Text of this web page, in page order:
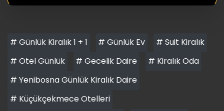
# Günlük Kiralık 1 + 1 # Günlük Ev
# Suit Kiralık
# Otel Günlük
# Gecelik Daire
# Kiralık Oda
# Yenibosna Günlük Kiralık Daire
# Küçükçekmece Otelleri